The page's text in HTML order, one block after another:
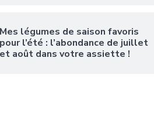
Mes légumes de saison favoris
pour l’été : l’abondance de juillet
et août dans votre assiette !